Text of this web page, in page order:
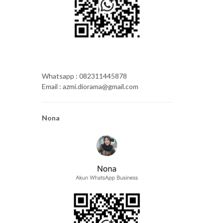
Whatsapp : 082311445878
Email : azmi.diorama@gmail.com
Nona